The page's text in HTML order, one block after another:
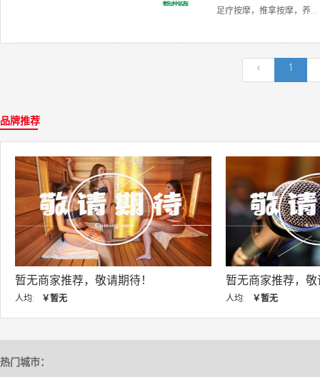
足疗按摩，推拿按摩，养...
‹ 1
品牌推荐
暂无商家推荐，敬请期待！
人均:
暂无商家
人均:
热门城市：